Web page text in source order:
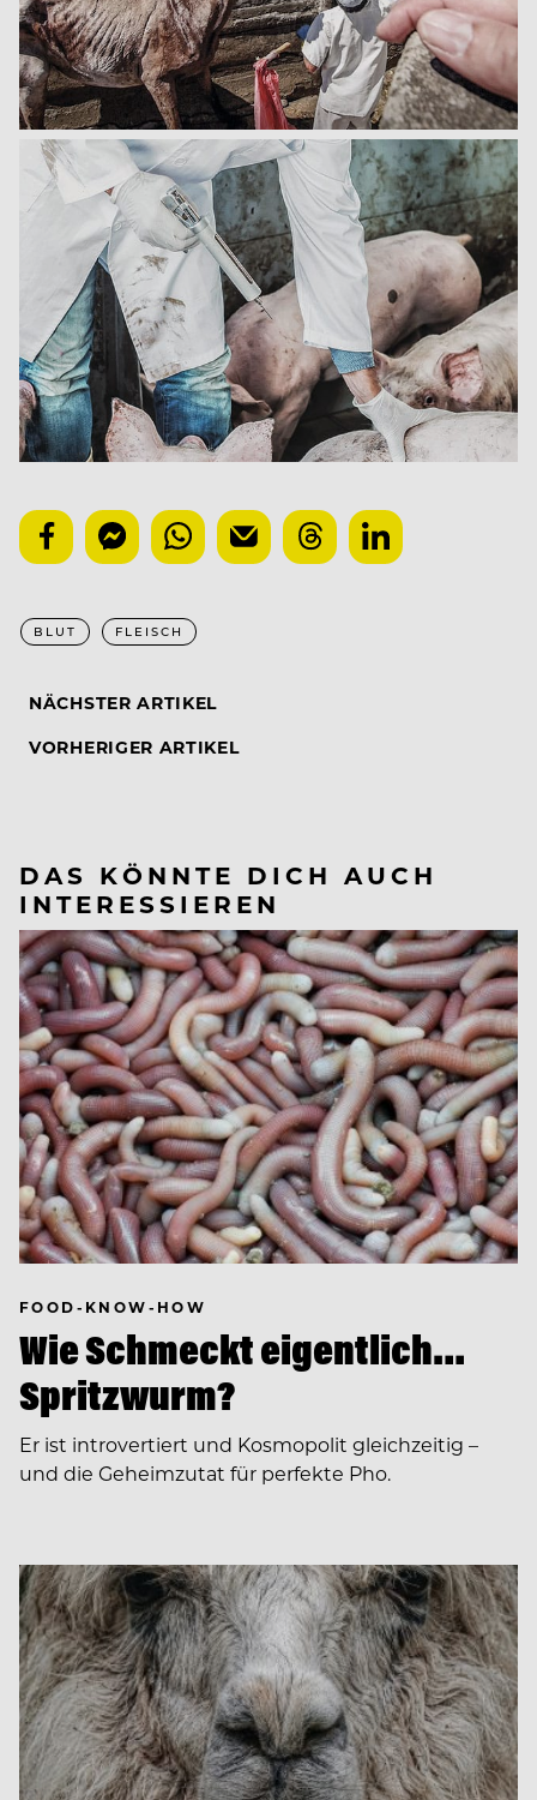
BLUT FLEISCH
NÄCHSTER ARTIKEL
VORHERIGER ARTIKEL
DAS KÖNNTE DICH AUCH
INTERESSIEREN
FOOD-KNOW-HOW
Wie Schmeckt eigentlich…
Spritzwurm?
Er ist introvertiert und Kosmopolit gleichzeitig –
und die Geheimzutat für perfekte Pho.